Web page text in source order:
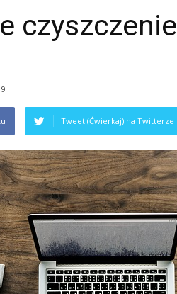
Tweet (Ćwierkaj) na Twitterze